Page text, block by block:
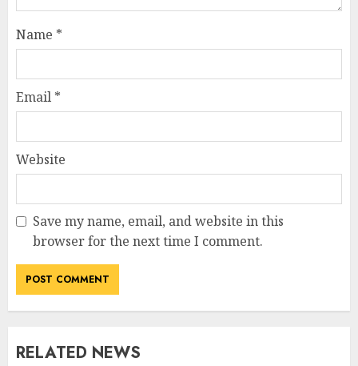
Name *
Email *
Website
Save my name, email, and website in this
browser for the next time I comment.
RELATED NEWS